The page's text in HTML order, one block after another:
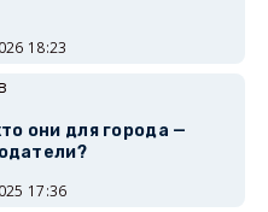
18:23
они для города —
17:36